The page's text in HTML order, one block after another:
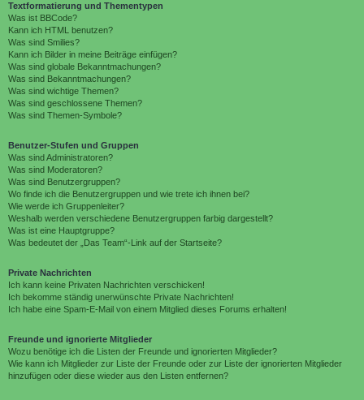
Textformatierung und Thementypen
Was ist BBCode?
Kann ich HTML benutzen?
Was sind Smilies?
Kann ich Bilder in meine Beiträge einfügen?
Was sind globale Bekanntmachungen?
Was sind Bekanntmachungen?
Was sind wichtige Themen?
Was sind geschlossene Themen?
Was sind Themen-Symbole?
Benutzer-Stufen und Gruppen
Was sind Administratoren?
Was sind Moderatoren?
Was sind Benutzergruppen?
Wo finde ich die Benutzergruppen und wie trete ich ihnen bei?
Wie werde ich Gruppenleiter?
Weshalb werden verschiedene Benutzergruppen farbig dargestellt?
Was ist eine Hauptgruppe?
Was bedeutet der „Das Team“-Link auf der Startseite?
Private Nachrichten
Ich kann keine Privaten Nachrichten verschicken!
Ich bekomme ständig unerwünschte Private Nachrichten!
Ich habe eine Spam-E-Mail von einem Mitglied dieses Forums erhalten!
Freunde und ignorierte Mitglieder
Wozu benötige ich die Listen der Freunde und ignorierten Mitglieder?
Wie kann ich Mitglieder zur Liste der Freunde oder zur Liste der ignorierten Mitglieder
hinzufügen oder diese wieder aus den Listen entfernen?